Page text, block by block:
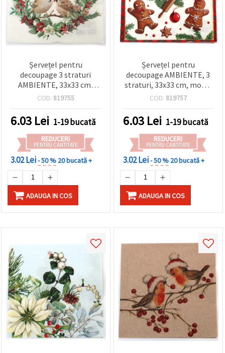
Șervețel pentru
decoupage 3 straturi
AMBIENTE, 33x33 cm,
Vrăbii în coroniță - 1
COD: 819755
6.03 Lei 1-19 bucată
REDUCERI
PENTRU CANTITATE
3.02 Lei- 50 % 20 bucată +
ADAUGA IN COS
Șervețel pentru
decoupage AMBIENTE, 3
straturi, 33x33 cm, model
biscuiți din turtă dulce - 1
COD: 819757
6.03 Lei 1-19 bucată
REDUCERI
PENTRU CANTITATE
3.02 Lei- 50 % 20 bucată +
ADAUGA IN COS